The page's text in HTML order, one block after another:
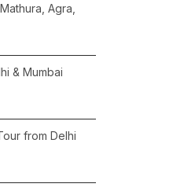
Agra,
& Mumbai
from Delhi